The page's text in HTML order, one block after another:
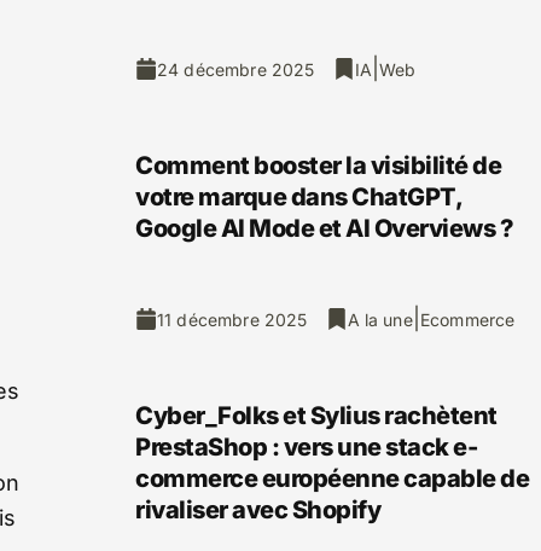
24 décembre 2025 IA |Web
Comment booster la visibilité de
votre marque dans ChatGPT,
Google AI Mode et AI Overviews ?
11 décembre 2025 A la une| Ecommerce
Cyber_Folks et Sylius rachètent
PrestaShop : vers une stack e-
commerce européenne capable de
rivaliser avec Shopify